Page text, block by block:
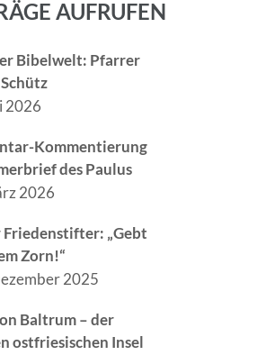
AUFRUFEN
Bibelwelt: Pfarrer
2026
Kommentierung
des Paulus
2026
„Gebt
Zorn!“
2025
Baltrum – der
ostfriesischen Insel